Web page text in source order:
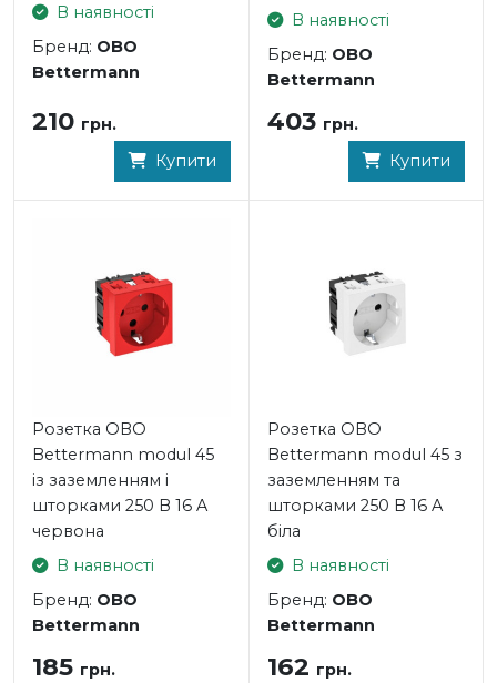
В наявності
Бренд: OBO
Bettermann
210 грн.
Купити
В наявності
Бренд: OBO
Bettermann
403 грн.
Купити
Розетка OBO
Bettermann modul 45
із заземленням і
шторками 250 В 16 A
червона
В наявності
Бренд: OBO
Bettermann
185 грн.
Розетка OBO
Bettermann modul 45 з
заземленням та
шторками 250 В 16 A
біла
В наявності
Бренд: OBO
Bettermann
162 грн.